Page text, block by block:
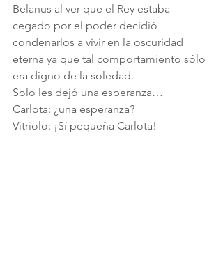
Belanus al ver que el Rey estaba
cegado por el poder decidió
condenarlos a vivir en la oscuridad
eterna ya que tal comportamiento sólo
era digno de la soledad.
Solo les dejó una esperanza…
Carlota: ¿una esperanza?
Vitriolo: ¡Sí pequeña Carlota!